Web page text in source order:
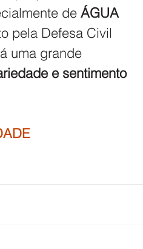
de ÁGUA
pela Defesa Civil
uma grande
e sentimento